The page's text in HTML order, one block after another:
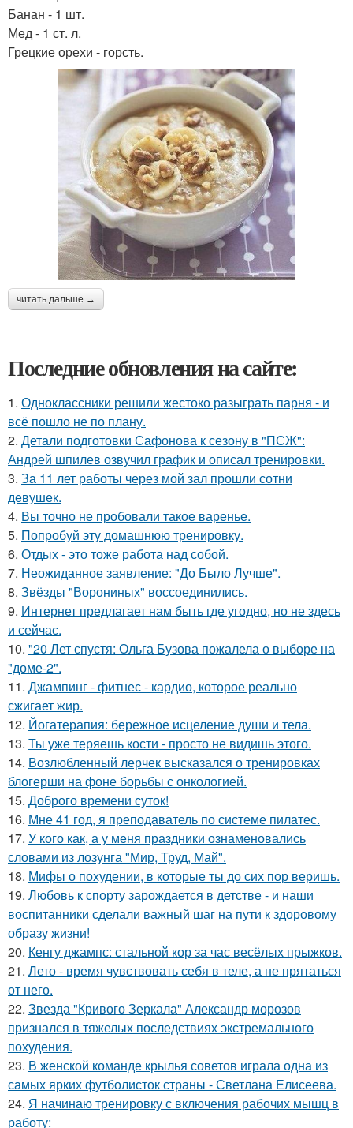
Банан - 1 шт.
Мед - 1 ст. л.
Грецкие орехи - горсть.
читать дальше →
Последние обновления на сайте:
1. Одноклассники решили жестоко разыграть парня - и
всё пошло не по плану.
2. Детали подготовки Сафонова к сезону в "ПСЖ":
Андрей шпилев озвучил график и описал тренировки.
3. За 11 лет работы через мой зал прошли сотни
девушек.
4. Вы точно не пробовали такое варенье.
5. Попробуй эту домашнюю тренировку.
6. Отдых - это тоже работа над собой.
7. Неожиданное заявление: "До Было Лучше".
8. Звёзды "Ворониных" воссоединились.
9. Интернет предлагает нам быть где угодно, но не здесь
и сейчас.
10. "20 Лет спустя: Ольга Бузова пожалела о выборе на
"доме-2".
11. Джампинг - фитнес - кардио, которое реально
сжигает жир.
12. Йогатерапия: бережное исцеление души и тела.
13. Ты уже теряешь кости - просто не видишь этого.
14. Возлюбленный лерчек высказался о тренировках
блогерши на фоне борьбы с онкологией.
15. Доброго времени суток!
16. Мне 41 год, я преподаватель по системе пилатес.
17. У кого как, а у меня праздники ознаменовались
словами из лозунга "Мир, Труд, Май".
18. Мифы о похудении, в которые ты до сих пор веришь.
19. Любовь к спорту зарождается в детстве - и наши
воспитанники сделали важный шаг на пути к здоровому
образу жизни!
20. Кенгу джампс: стальной кор за час весёлых прыжков.
21. Лето - время чувствовать себя в теле, а не прятаться
от него.
22. Звезда "Кривого Зеркала" Александр морозов
признался в тяжелых последствиях экстремального
похудения.
23. В женской команде крылья советов играла одна из
самых ярких футболисток страны - Светлана Елисеева.
24. Я начинаю тренировку с включения рабочих мышц в
работу: